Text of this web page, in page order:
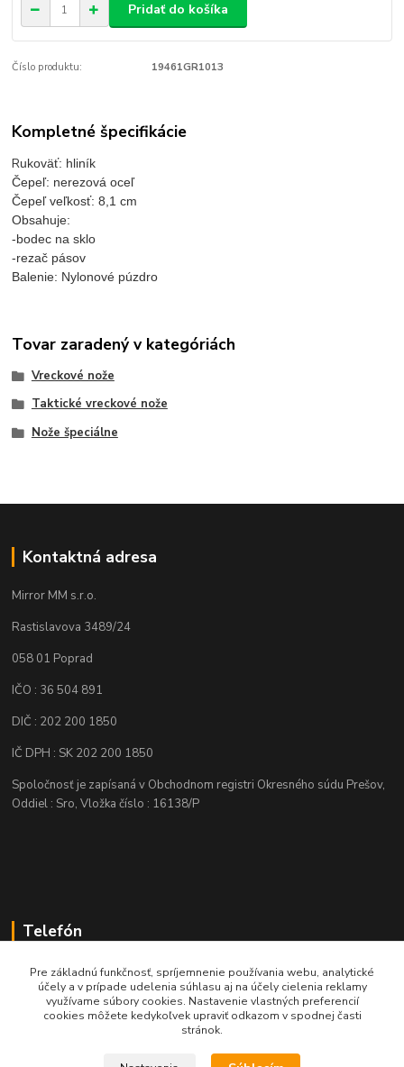
Pridať do košíka
Číslo produktu: 19461GR1013
Kompletné špecifikácie
Rukoväť: hliník
Čepeľ: nerezová oceľ
Čepeľ veľkosť: 8,1 cm
Obsahuje:
-bodec na sklo
-rezač pásov
Balenie: Nylonové púzdro
Tovar zaradený v kategóriách
Vreckové nože
Taktické vreckové nože
Nože špeciálne
Kontaktná adresa
Mirror MM s.r.o.
Rastislavova 3489/24
058 01 Poprad
IČO : 36 504 891
DIČ : 202 200 1850
IČ DPH : SK 202 200 1850
Spoločnosť je zapísaná v Obchodnom registri Okresného súdu Prešov,
Oddiel : Sro, Vložka číslo : 16138/P
Telefón
+421 905 622 625
obchod@nozeplus.sk
Pre základnú funkčnosť, spríjemnenie používania webu, analytické
účely a v prípade udelenia súhlasu aj na účely cielenia reklamy
využívame súbory cookies. Nastavenie vlastných preferencií
cookies môžete kedykoľvek upraviť odkazom v spodnej časti
stránok.